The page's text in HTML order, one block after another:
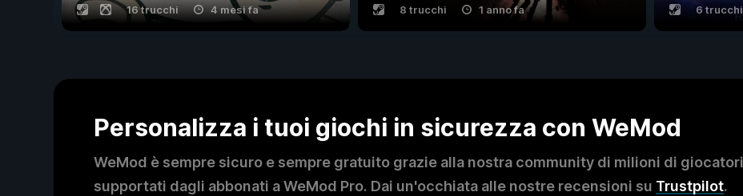
16 trucchi 4 mesi fa 8 trucchi 1 anno fa 6 trucchi
Personalizza i tuoi giochi in sicurezza con WeMod
WeMod è sempre sicuro e sempre gratuito grazie alla nostra community di milioni di
supportati dagli abbonati a WeMod Pro. Dai un'occhiata alle nostre recensioni su Trustpilot.